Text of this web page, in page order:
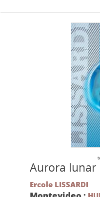
Aurora lunar
Ercole LISSARDI